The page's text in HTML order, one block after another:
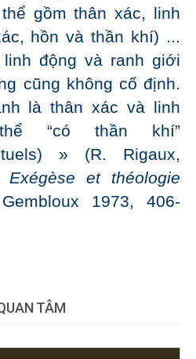
gồm thân xác, linh
hồn và thần khí) ...
động và ranh giới
cũng không cố định.
là thân xác và linh
“có thần khí”
» (R. Rigaux,
Exégèse et théologie
1973, 406-
TÂM